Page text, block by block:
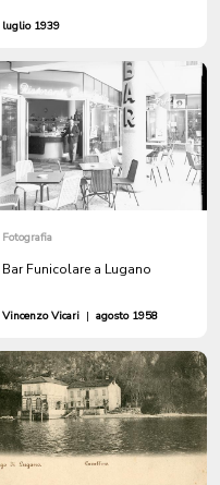
luglio 1939
Fotografia
Bar Funicolare a Lugano
Vincenzo Vicari | agosto 1958